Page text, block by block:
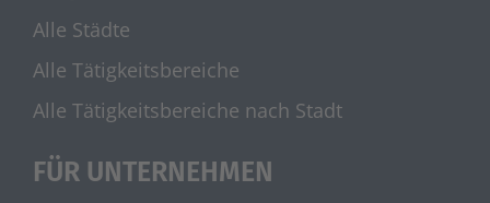
Alle Städte
Alle Tätigkeitsbereiche
Alle Tätigkeitsbereiche nach Stadt
FÜR UNTERNEHMEN